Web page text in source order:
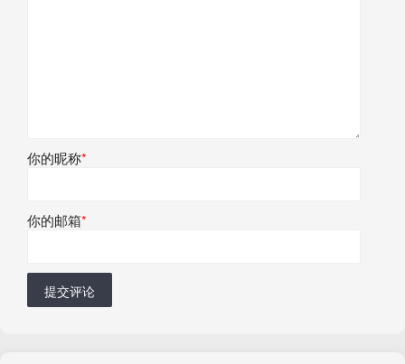
你的昵称*
你的邮箱*
提交评论